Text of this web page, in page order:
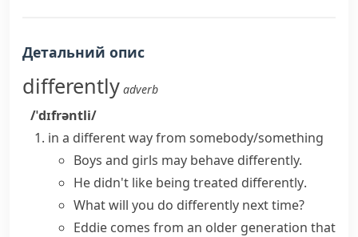
Детальний опис
differently adverb
/ˈdɪfrəntli/
in a different way from somebody/something
Boys and girls may behave differently.
He didn't like being treated differently.
What will you do differently next time?
Eddie comes from an older generation that